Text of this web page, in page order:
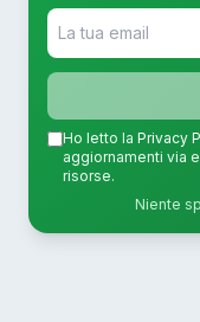
Ho letto la Privacy
aggiornamenti via
risorse.
Niente